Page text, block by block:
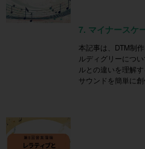
7. マイナースケ
本記事は、DTM制
ルディグリーにつ
ルとの違いを理解
サウンドを簡単に